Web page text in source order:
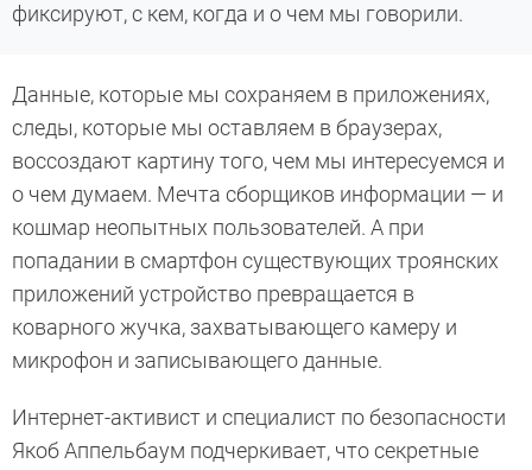
фиксируют, с кем, когда и о чем мы говорили.
Данные, которые мы сохраняем в приложениях,
следы, которые мы оставляем в браузерах,
воссоздают картину того, чем мы интересуемся и
о чем думаем. Мечта сборщиков информации — и
кошмар неопытных пользователей. А при
попадании в смартфон существующих троянских
приложений устройство превращается в
коварного жучка, захватывающего камеру и
микрофон и записывающего данные.
Интернет-активист и специалист по безопасности
Якоб Аппельбаум подчеркивает, что секретные